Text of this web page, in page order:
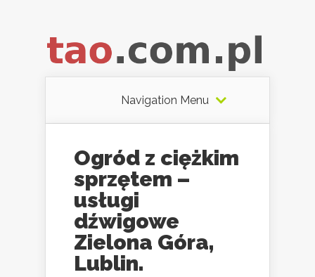
Navigation Menu
Ogród z ciężkim
sprzętem –
usługi
dźwigowe
Zielona Góra,
Lublin.